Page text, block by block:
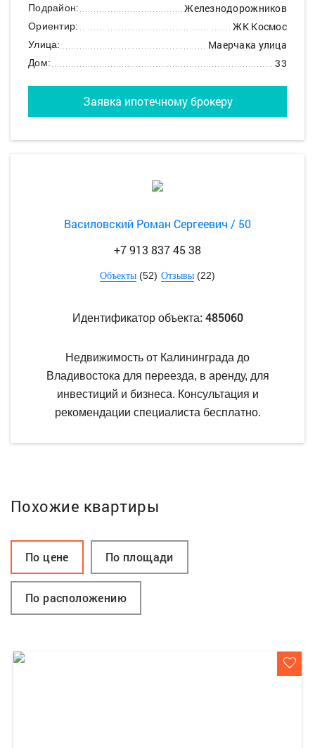
Подрайон: Железнодорожников
Ориентир: ЖК Космос
Улица: Маерчака улица
Дом: 33
Заявка ипотечному брокеру
Василовский Роман Сергеевич / 50
+7 913 837 45 38
Объекты (52) Отзывы (22)
Идентификатор объекта: 485060
Недвижимость от Калининграда до
Владивостока для переезда, в аренду, для
инвестиций и бизнеса. Консультация и
рекомендации специалиста бесплатно.
Похожие квартиры
По цене По площади
По расположению